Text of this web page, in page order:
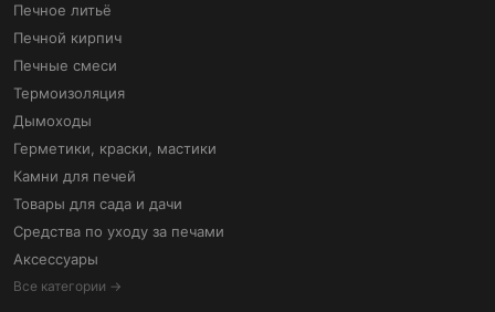
Печное литьё
Печной кирпич
Печные смеси
Термоизоляция
Дымоходы
Герметики, краски, мастики
Камни для печей
Товары для сада и дачи
Средства по уходу за печами
Аксессуары
Все категории →